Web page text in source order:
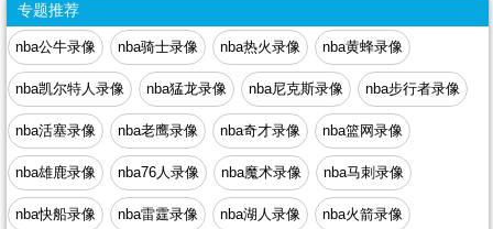
专题推荐
nba公牛录像 nba骑士录像 nba热火录像 nba黄蜂录像
nba凯尔特人录像 nba猛龙录像 nba尼克斯录像 nba步行者录像
nba活塞录像 nba老鹰录像 nba奇才录像 nba篮网录像
nba雄鹿录像 nba76人录像 nba魔术录像 nba马刺录像
nba快船录像 nba雷霆录像 nba湖人录像 nba火箭录像